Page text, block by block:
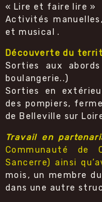
« Lire et faire lire »
Activités
et musical .
Découverte du
Sorties aux
boulangerie..)
Sorties en
des pompiers,
de Belleville sur
Travail en
Communauté de
Sancerre) ainsi
mois, un membre
dans une autre